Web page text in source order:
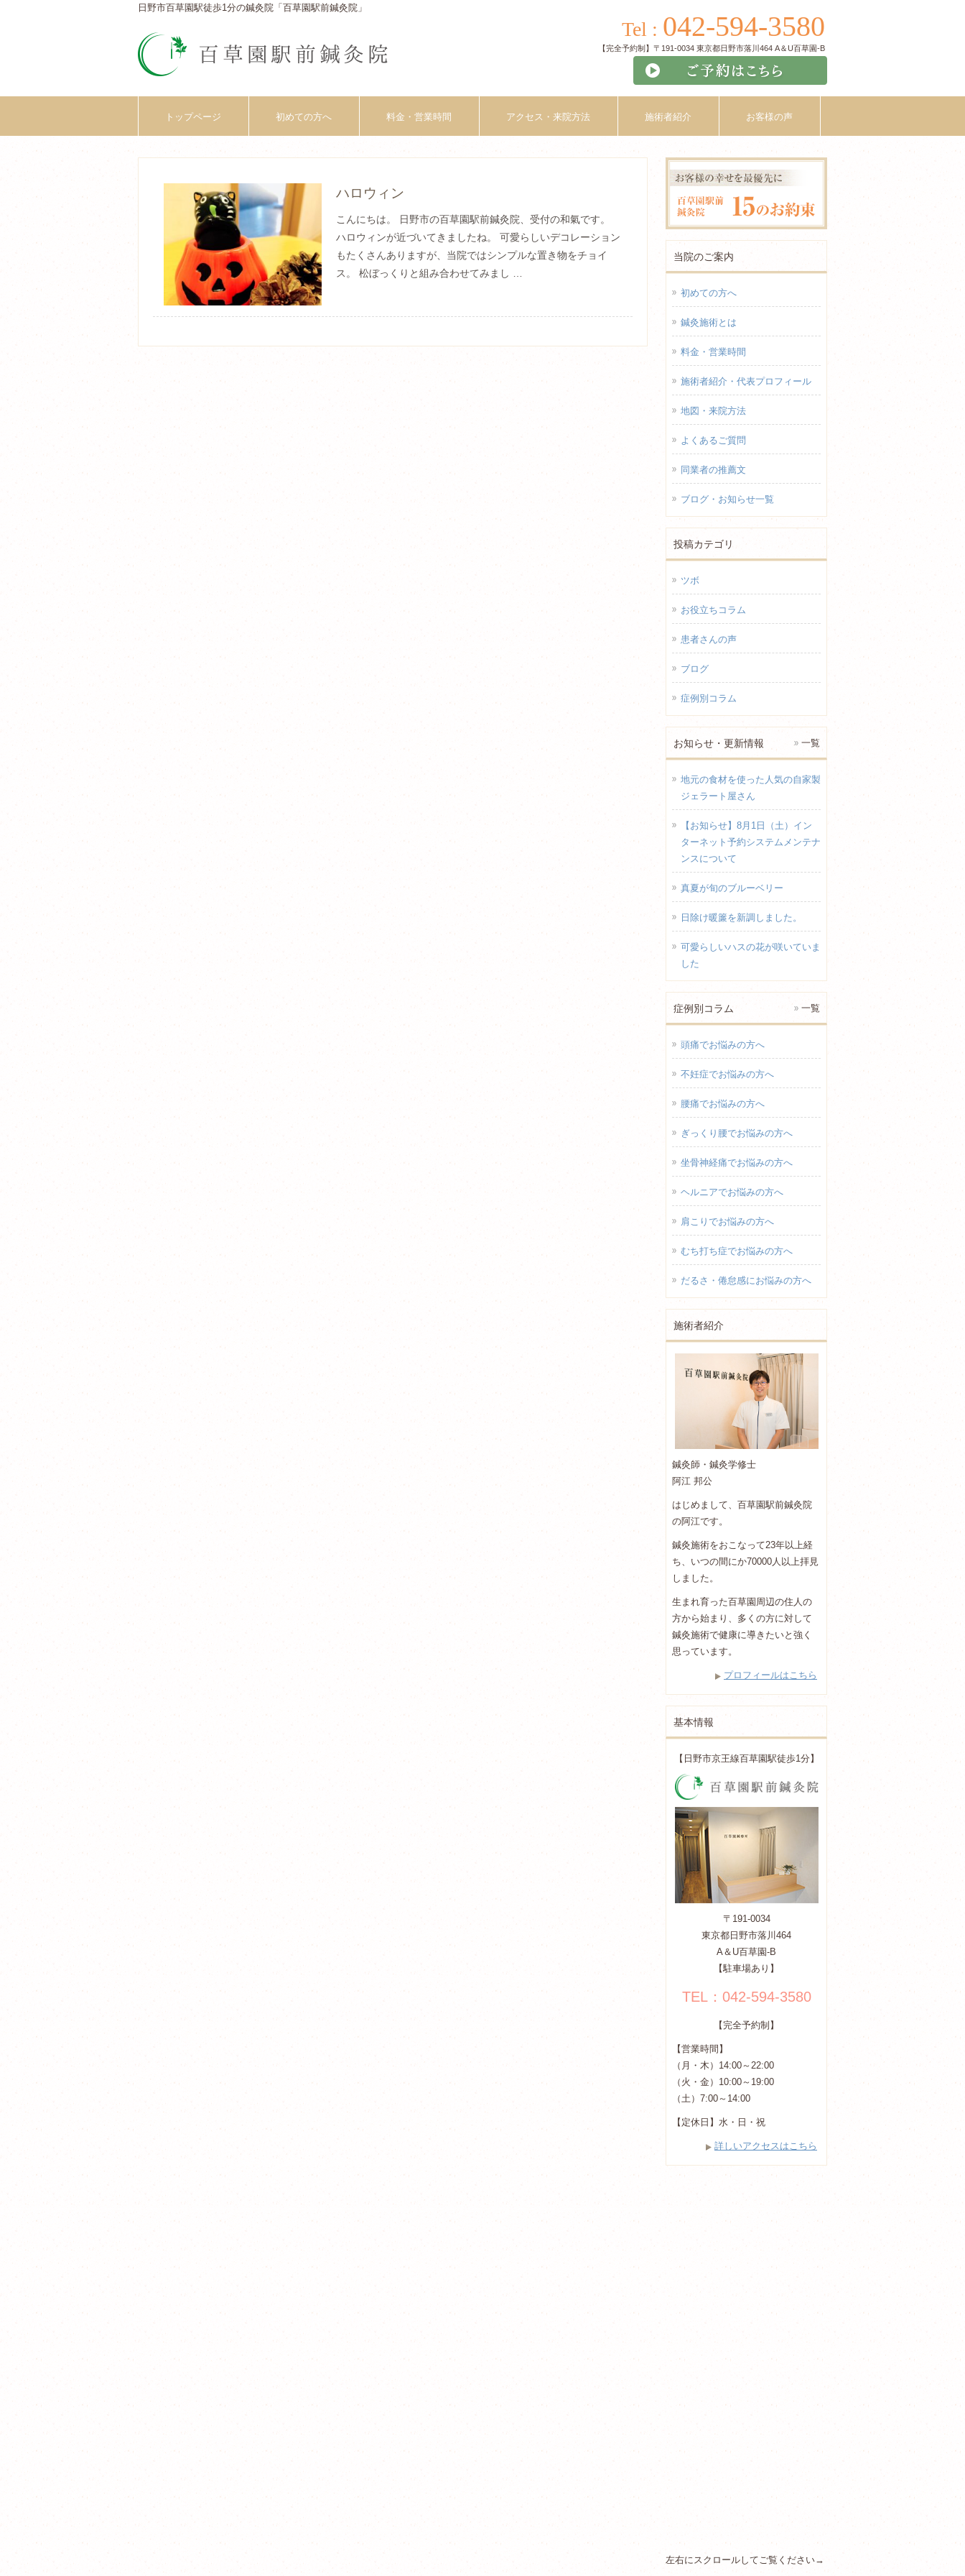
日野市百草園駅徒歩1分の鍼灸院「百草園駅前鍼灸院」
Tel : 042-594-3580
【完全予約制】〒191-0034 東京都日野市落川464 A＆U百草園-B
トップページ 初めての方へ 料金・営業時間 アクセス・来院方法 施術者紹介 お客様の声
ハロウィン
こんにちは。 日野市の百草園駅前鍼灸院、受付の和氣です。
ハロウィンが近づいてきましたね。 可愛らしいデコレーション
もたくさんありますが、当院ではシンプルな置き物をチョイ
ス。 松ぼっくりと組み合わせてみまし …
当院のご案内
初めての方へ
鍼灸施術とは
料金・営業時間
施術者紹介・代表プロフィール
地図・来院方法
よくあるご質問
同業者の推薦文
ブログ・お知らせ一覧
投稿カテゴリ
ツボ
お役立ちコラム
患者さんの声
ブログ
症例別コラム
お知らせ・更新情報 一覧
地元の食材を使った人気の自家製
ジェラート屋さん
【お知らせ】8月1日（土）イン
ターネット予約システムメンテナ
ンスについて
真夏が旬のブルーベリー
日除け暖簾を新調しました。
可愛らしいハスの花が咲いていま
した
症例別コラム 一覧
頭痛でお悩みの方へ
不妊症でお悩みの方へ
腰痛でお悩みの方へ
ぎっくり腰でお悩みの方へ
坐骨神経痛でお悩みの方へ
ヘルニアでお悩みの方へ
肩こりでお悩みの方へ
むち打ち症でお悩みの方へ
だるさ・倦怠感にお悩みの方へ
施術者紹介
鍼灸師・鍼灸学修士
阿江 邦公
はじめまして、百草園駅前鍼灸院
の阿江です。
鍼灸施術をおこなって23年以上経
ち、いつの間にか70000人以上拝見
しました。
生まれ育った百草園周辺の住人の
方から始まり、多くの方に対して
鍼灸施術で健康に導きたいと強く
思っています。
プロフィールはこちら
基本情報
【日野市京王線百草園駅徒歩1分】
〒191-0034
東京都日野市落川464
A＆U百草園-B
【駐車場あり】
TEL：042-594-3580
【完全予約制】
【営業時間】
（月・木）14:00～22:00
（火・金）10:00～19:00
（土）7:00～14:00
【定休日】水・日・祝
詳しいアクセスはこちら
左右にスクロールしてご覧ください→